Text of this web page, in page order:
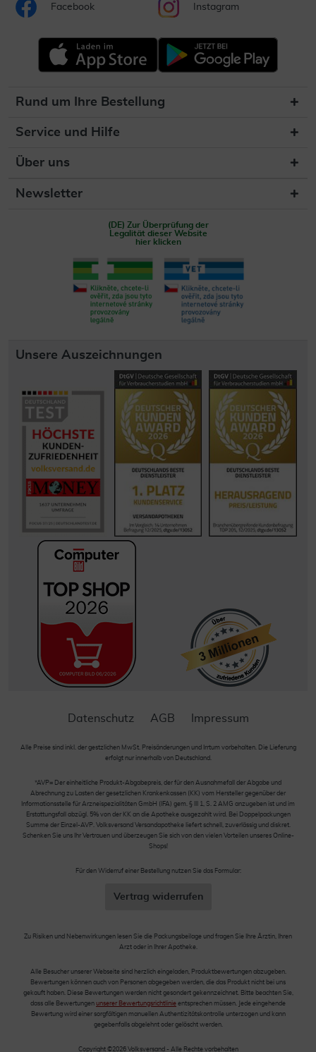
Facebook Instagram
Rund um Ihre Bestellung
Service und Hilfe
Über uns
Newsletter
(DE) Zur Überprüfung der
Legalität dieser Website
hier klicken
Unsere Auszeichnungen
Datenschutz AGB Impressum
Alle Preise sind inkl. der gestzlichen MwSt. Preisänderungen und Irrtum vorbehalten. Die Lieferung
erfolgt nur innerhalb von Deutschland.
*AVP= Der einheitliche Produkt-Abgabepreis, der für den Ausnahmefall der Abgabe und
Abrechnung zu Lasten der gesetzlichen Krankenkassen (KK) vom Hersteller gegenüber der
Informationsstelle für Arzneispezialitäten GmbH (IFA) gem. § III 1, S. 2 AMG anzugeben ist und im
Erstattungsfall abzügl. 5% von der KK an die Apotheke ausgezahlt wird. Bei Doppelpackungen
Summe der Einzel-AVP. Volksversand Versandapotheke liefert schnell, zuverlässig und diskret.
Schenken Sie uns Ihr Vertrauen und überzeugen Sie sich von den vielen Vorteilen unseres Online-
Shops!
Für den Widerruf einer Bestellung nutzen Sie das Formular:
Vertrag widerrufen
Zu Risiken und Nebenwirkungen lesen Sie die Packungsbeilage und fragen Sie Ihre Ärztin, Ihren
Arzt oder in Ihrer Apotheke.
Alle Besucher unserer Webseite sind herzlich eingeladen, Produktbewertungen abzugeben.
Bewertungen können auch von Personen abgegeben werden, die das Produkt nicht bei uns
gekauft haben. Diese Bewertungen werden nicht gesondert gekennzeichnet. Bitte beachten Sie,
dass alle Bewertungen unserer Bewertungsrichtlinie entsprechen müssen. Jede eingehende
Bewertung wird einer sorgfältigen manuellen Authentizitätskontrolle unterzogen und kann
gegebenfalls abgelehnt oder gelöscht werden.
Copyright ©2026 Volksversand - Alle Rechte vorbehalten